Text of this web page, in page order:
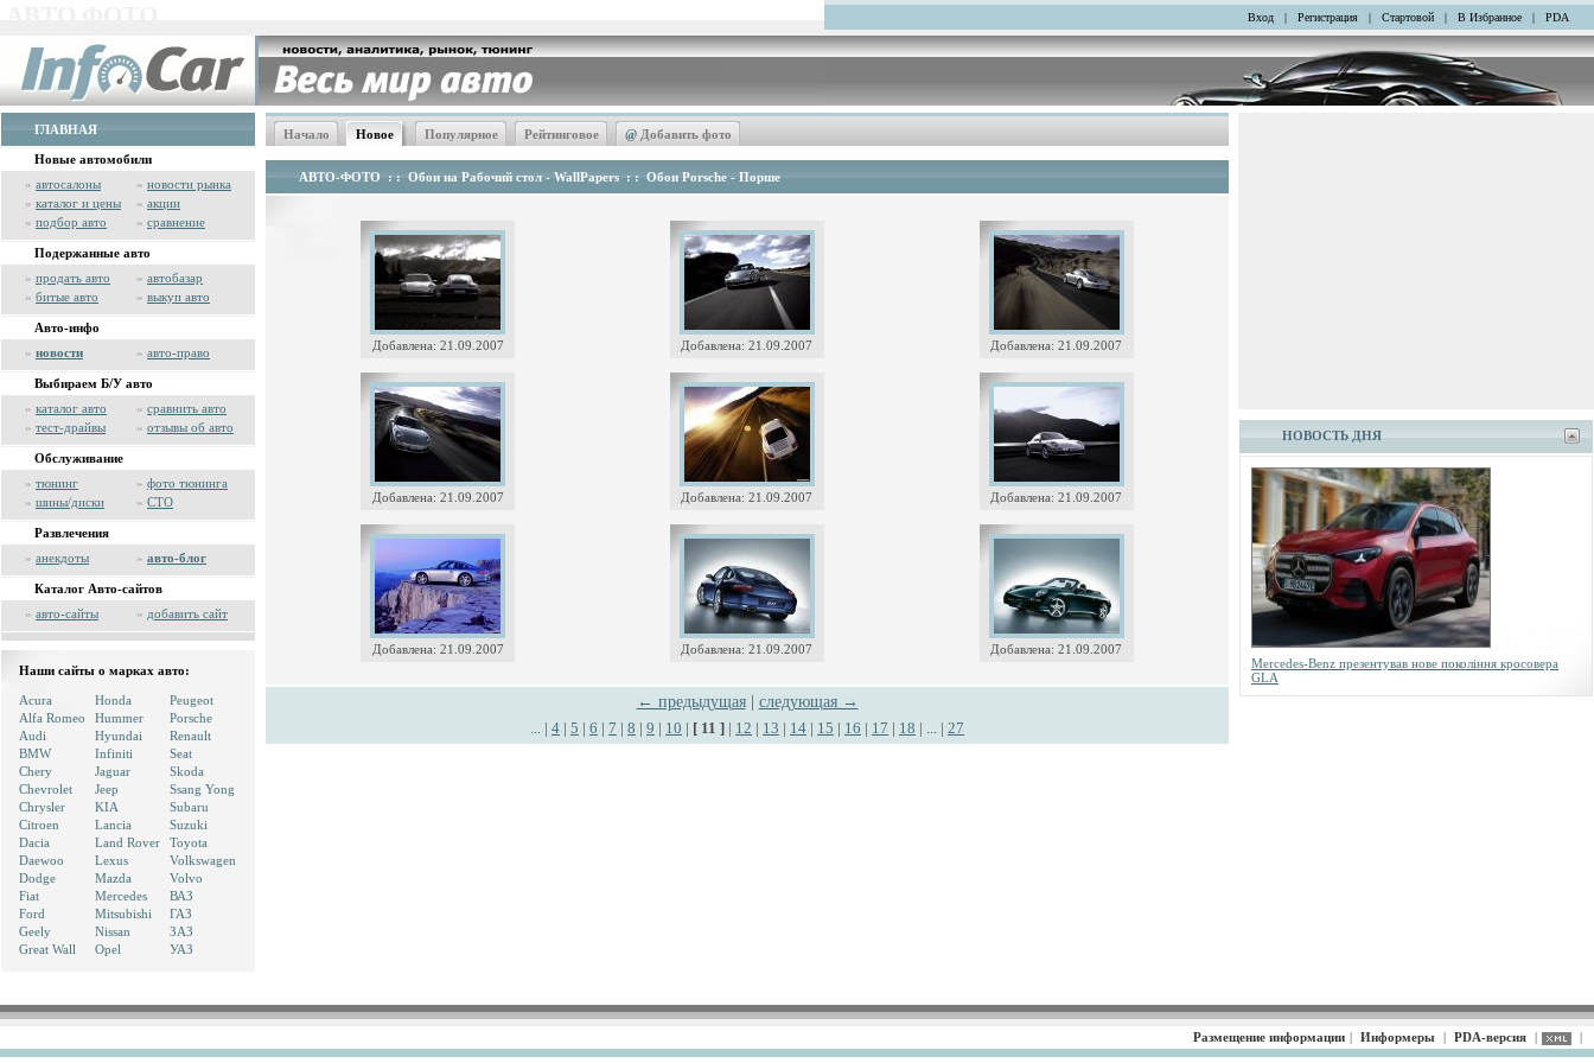
Вход | Регистрация | Стартовой | В Избранное | PDA
ГЛАВНАЯ
Новые автомобили
» автосалоны » новости рынка
» каталог и цены » акции
» подбор авто » сравнение
Подержанные авто
» продать авто » автобазар
» битые авто » выкуп авто
Авто-инфо
» новости » авто-право
Выбираем Б/У авто
» каталог авто » сравнить авто
» тест-драйвы » отзывы об авто
Обслуживание
» тюнинг » фото тюнинга
» шины/диски » СТО
Развлечения
» анекдоты » авто-блог
Каталог Авто-сайтов
» авто-сайты » добавить сайт
Наши сайты о марках авто:
Acura
Alfa Romeo
Audi
BMW
Chery
Chevrolet
Chrysler
Citroen
Dacia
Daewoo
Dodge
Fiat
Ford
Geely
Great Wall
Honda
Hummer
Hyundai
Infiniti
Jaguar
Jeep
KIA
Lancia
Land Rover
Lexus
Mazda
Mercedes
Mitsubishi
Nissan
Opel
Peugeot
Porsche
Renault
Seat
Skoda
Ssang Yong
Subaru
Suzuki
Toyota
Volkswagen
Volvo
ВАЗ
ГАЗ
ЗАЗ
УАЗ
Начало Новое Популярное Рейтинговое @ Добавить фото
АВТО-ФОТО : : Обои на Рабочий стол - WallPapers : : Обои Porsche - Порше
Добавлена: 21.09.2007 Добавлена: 21.09.2007 Добавлена: 21.09.2007
Добавлена: 21.09.2007 Добавлена: 21.09.2007 Добавлена: 21.09.2007
Добавлена: 21.09.2007 Добавлена: 21.09.2007 Добавлена: 21.09.2007
← предыдущая| следующая →
... | 4 | 5 | 6 | 7 | 8 | 9 | 10 | [ 11 ] | 12 | 13 | 14 | 15 | 16 | 17 | 18 | ... | 27
НОВОСТЬ ДНЯ
Mercedes-Benz презентував нове покоління кросовера
GLA
Размещение информации | Информеры | PDA-версия | |